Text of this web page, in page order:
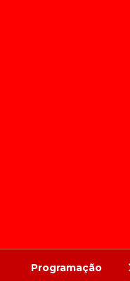
Programação